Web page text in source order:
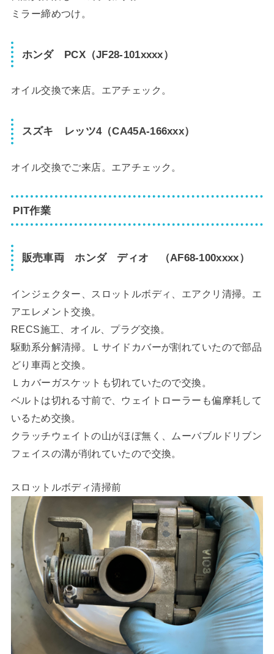
ミラー締めつけ。
ホンダ PCX（JF28-101xxxx）
オイル交換で来店。エアチェック。
スズキ レッツ4（CA45A-166xxx）
オイル交換でご来店。エアチェック。
PIT作業
販売車両 ホンダ ディオ （AF68-100xxxx）
インジェクター、スロットルボディ、エアクリ清掃。エ
アエレメント交換。
RECS施工、オイル、プラグ交換。
駆動系分解清掃。Ｌサイドカバーが割れていたので部品
どり車両と交換。
Ｌカバーガスケットも切れていたので交換。
ベルトは切れる寸前で、ウェイトローラーも偏摩耗して
いるため交換。
クラッチウェイトの山がほぼ無く、ムーバブルドリブン
フェイスの溝が削れていたので交換。
スロットルボディ清掃前